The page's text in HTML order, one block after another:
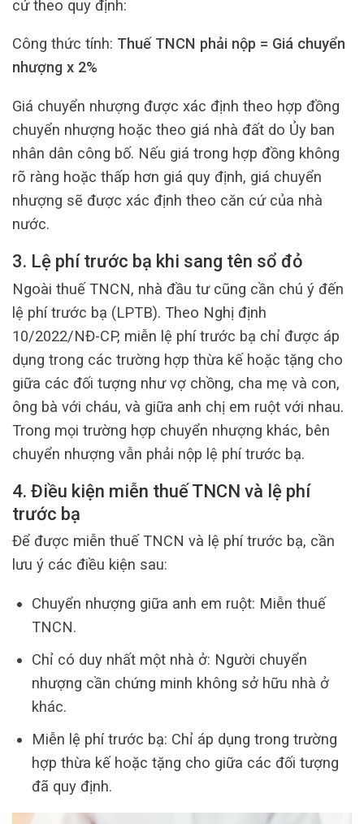
cứ theo quy định:
Công thức tính: Thuế TNCN phải nộp = Giá chuyển
nhượng x 2%
Giá chuyển nhượng được xác định theo hợp đồng
chuyển nhượng hoặc theo giá nhà đất do Ủy ban
nhân dân công bố. Nếu giá trong hợp đồng không
rõ ràng hoặc thấp hơn giá quy định, giá chuyển
nhượng sẽ được xác định theo căn cứ của nhà
nước.
3. Lệ phí trước bạ khi sang tên sổ đỏ
Ngoài thuế TNCN, nhà đầu tư cũng cần chú ý đến
lệ phí trước bạ (LPTB). Theo Nghị định
10/2022/NĐ-CP, miễn lệ phí trước bạ chỉ được áp
dụng trong các trường hợp thừa kế hoặc tặng cho
giữa các đối tượng như vợ chồng, cha mẹ và con,
ông bà với cháu, và giữa anh chị em ruột với nhau.
Trong mọi trường hợp chuyển nhượng khác, bên
chuyển nhượng vẫn phải nộp lệ phí trước bạ.
4. Điều kiện miễn thuế TNCN và lệ phí
trước bạ
Để được miễn thuế TNCN và lệ phí trước bạ, cần
lưu ý các điều kiện sau:
Chuyển nhượng giữa anh em ruột: Miễn thuế
TNCN.
Chỉ có duy nhất một nhà ở: Người chuyển
nhượng cần chứng minh không sở hữu nhà ở
khác.
Miễn lệ phí trước bạ: Chỉ áp dụng trong trường
hợp thừa kế hoặc tặng cho giữa các đối tượng
đã quy định.